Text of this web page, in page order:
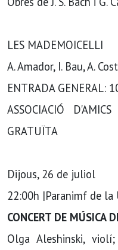
LES MADEMOICELLI
A. Amador, I. Bau, A.
ENTRADA GENERAL:
ASSOCIACIÓ
GRATUÏTA
Dijous, 26 de juliol
22:00h |Paranimf de la
CONCERT DE MÚSICA
Olga Aleshinski,